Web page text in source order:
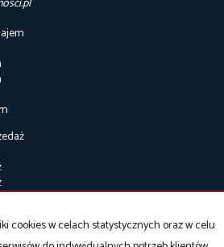
cookies w celach statystycznych oraz w celu